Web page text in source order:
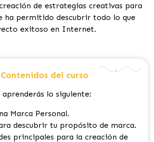
de estrategias creativas para
ha permitido descubrir todo lo que
exitoso en Internet.
Contenidos del curso
aprenderás lo siguiente:
Marca Personal.
descubrir tu propósito de marca.
principales para la creación de